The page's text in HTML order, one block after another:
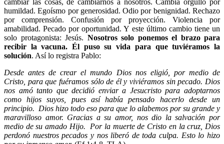
cambiar las cosas, de cambiarnos a nosotros. Cambia orgullo por
humildad. Egoísmo por generosidad. Odio por benignidad. Rechazo
por comprensión. Confusión por proyección. Violencia por
amabilidad. Pecado por oportunidad. Y este último cambio tiene un
solo protagonista: Jesús. Nosotros solo ponemos el brazo para
recibir la vacuna. Él puso su vida para que tuviéramos la
solución. Así lo registra Pablo:
Desde antes de crear el mundo Dios nos eligió, por medio de
Cristo, para que fuéramos sólo de él y viviéramos sin pecado. Dios
nos amó tanto que decidió enviar a Jesucristo para adoptarnos
como hijos suyos, pues así había pensado hacerlo desde un
principio. Dios hizo todo eso para que lo alabemos por su grande y
maravilloso amor. Gracias a su amor, nos dio la salvación por
medio de su amado Hijo. Por la muerte de Cristo en la cruz, Dios
perdonó nuestros pecados y nos liberó de toda culpa. Esto lo hizo